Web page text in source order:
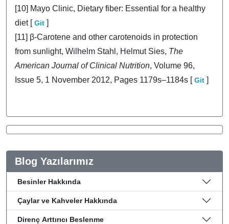
[10] Mayo Clinic, Dietary fiber: Essential for a healthy
diet [Git ]
[11] β-Carotene and other carotenoids in protection
from sunlight, Wilhelm Stahl, Helmut Sies, The
American Journal of Clinical Nutrition, Volume 96,
Issue 5, 1 November 2012, Pages 1179s–1184s [Git ]
Blog Yazılarımız
Besinler Hakkında
Çaylar ve Kahveler Hakkında
Direnç Arttırıcı Beslenme